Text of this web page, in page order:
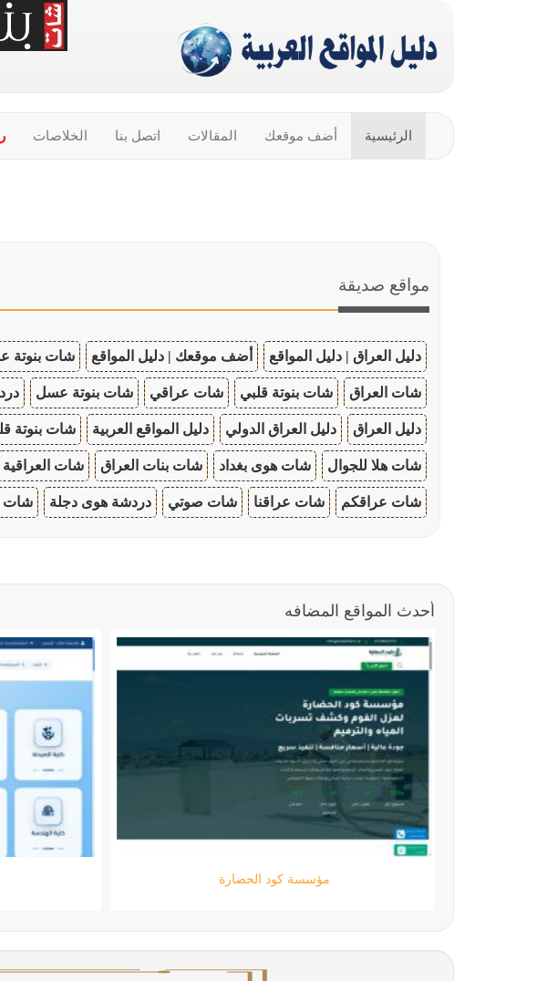
الرئيسية أضف موقعك المقالات اتصل بنا الخلاصات
مواقع صديقة
دليل العراق | دليل المواقع أضف موقعك | دليل المواقع شات بنوتة
شات العراق شات بنوتة قلبي شات عراقي شات بنوتة عسل
دليل العراق دليل العراق الدولي دليل المواقع العربية شات بنوتة
شات هلا للجوال شات هوى بغداد شات بنات العراق شات العراقية
شات عراقكم شات عراقنا شات صوتي دردشة هوى دجلة شات
أحدث المواقع المضافه
مؤسسة كود الحضارة